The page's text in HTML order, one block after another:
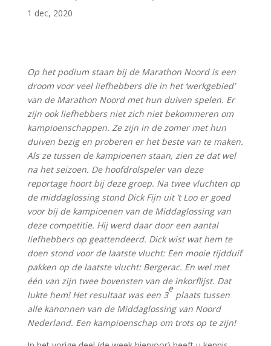
1 dec, 2020
Op het podium staan bij de Marathon Noord is een
droom voor veel liefhebbers die in het ‘werkgebied’
van de Marathon Noord met hun duiven spelen. Er
zijn ook liefhebbers niet zich niet bekommeren om
kampioenschappen. Ze zijn in de zomer met hun
duiven bezig en proberen er het beste van te maken.
Als ze tussen de kampioenen staan, zien ze dat wel
na het seizoen. De hoofdrolspeler van deze
reportage hoort bij deze groep. Na twee vluchten op
de middaglossing stond Dick Fijn uit ’t Loo er goed
voor bij de kampioenen van de Middaglossing van
deze competitie. Hij werd daar door een aantal
liefhebbers op geattendeerd. Dick wist wat hem te
doen stond voor de laatste vlucht: Een mooie tijdduif
pakken op de laatste vlucht: Bergerac. En wel met
één van zijn twee bovensten van de inkorflijst. Dat
lukte hem! Het resultaat was een 3
e
plaats tussen
alle kanonnen van de Middaglossing van Noord
Nederland. Een kampioenschap om trots op te zijn!